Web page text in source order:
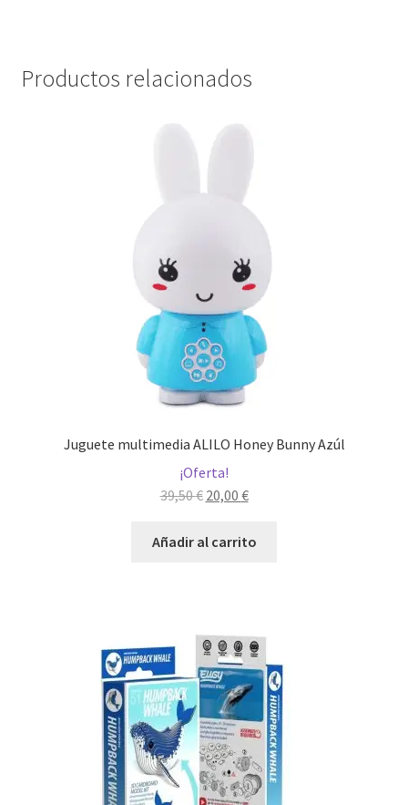
Productos relacionados
Juguete multimedia ALILO Honey Bunny Azúl
¡Oferta!
39,50€ El
original
20,00 €El
actual
Añadir al carrito